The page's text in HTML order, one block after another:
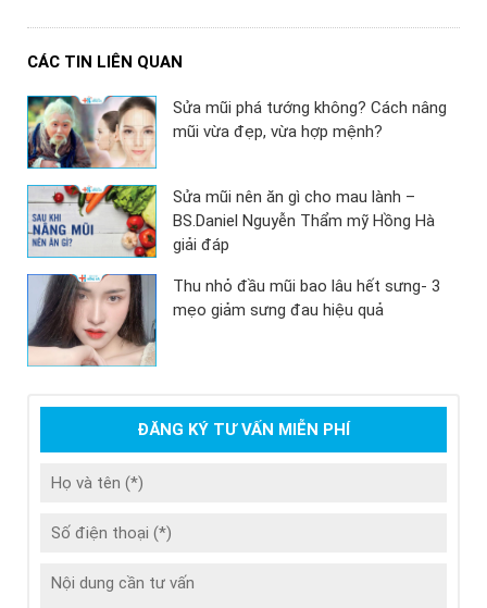
CÁC TIN LIÊN QUAN
Sửa mũi phá tướng không? Cách nâng
mũi vừa đẹp, vừa hợp mệnh?
Sửa mũi nên ăn gì cho mau lành –
BS.Daniel Nguyễn Thẩm mỹ Hồng Hà
giải đáp
Thu nhỏ đầu mũi bao lâu hết sưng- 3
mẹo giảm sưng đau hiệu quả
ĐĂNG KÝ TƯ VẤN MIỄN PHÍ